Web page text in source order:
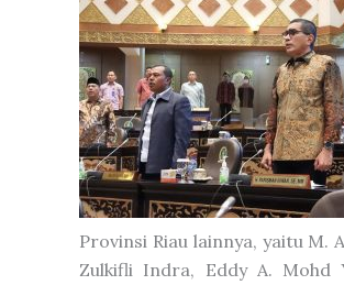
Provinsi Riau lainnya, yaitu M.
Zulkifli Indra, Eddy A. Mohd